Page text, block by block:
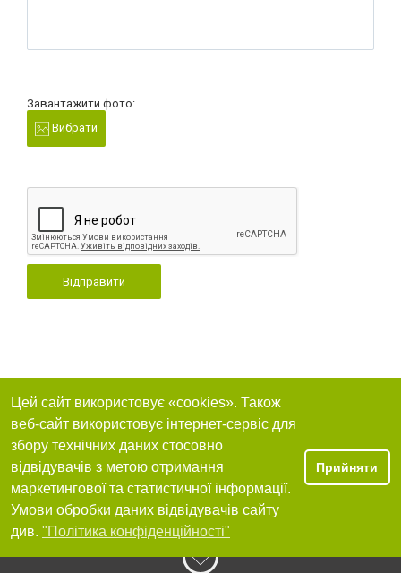
Завантажити фото:
Вибрати
Відправити
Цей сайт використовує «cookies». Також
веб-сайт використовує інтернет-сервіс для
збору технічних даних стосовно
відвідувачів з метою отримання
маркетингової та статистичної інформації.
Умови обробки даних відвідувачів сайту
див. "Політика конфіденційності"
Прийняти